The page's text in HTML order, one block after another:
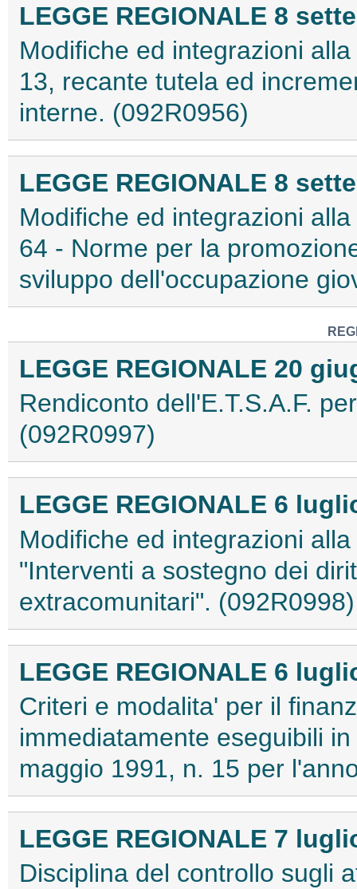
LEGGE REGIONALE 8
Modifiche ed integrazioni
13, recante tutela ed
interne. (092R0956)
LEGGE REGIONALE 8
Modifiche ed integrazioni
64 - Norme per la
sviluppo dell'occupazione
LEGGE REGIONALE 20
Rendiconto dell'E.T.S.A.F.
(092R0997)
LEGGE REGIONALE 6
Modifiche ed integrazioni
"Interventi a sostegno dei
extracomunitari". (092R0998)
LEGGE REGIONALE 6
Criteri e modalita' per il
immediatamente eseguibili
maggio 1991, n. 15 per
LEGGE REGIONALE 7
Disciplina del controllo sugli